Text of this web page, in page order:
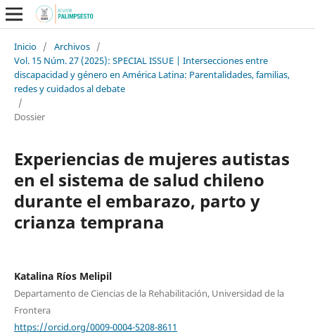
Inicio / Archivos /
Vol. 15 Núm. 27 (2025): SPECIAL ISSUE | Intersecciones entre
discapacidad y género en América Latina: Parentalidades, familias,
redes y cuidados al debate
/
Dossier
Experiencias de mujeres autistas
en el sistema de salud chileno
durante el embarazo, parto y
crianza temprana
Katalina Ríos Melipil
Departamento de Ciencias de la Rehabilitación, Universidad de la
Frontera
https://orcid.org/0009-0004-5208-8611